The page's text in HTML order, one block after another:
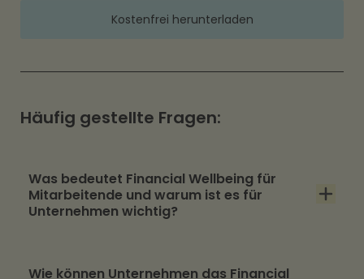
Kostenfrei herunterladen
Häufig gestellte Fragen:
Was bedeutet Financial Wellbeing für
Mitarbeitende und warum ist es für
Unternehmen wichtig?
Wie können Unternehmen das Financial